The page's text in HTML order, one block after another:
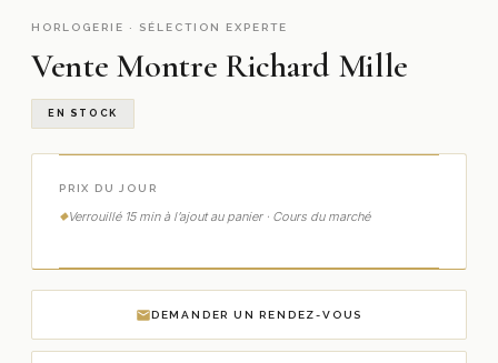
HORLOGERIE · SÉLECTION EXPERTE
Vente Montre Richard Mille
EN STOCK
PRIX DU JOUR
Verrouillé 15 min à l’ajout au panier · Cours du marché
DEMANDER UN RENDEZ-VOUS